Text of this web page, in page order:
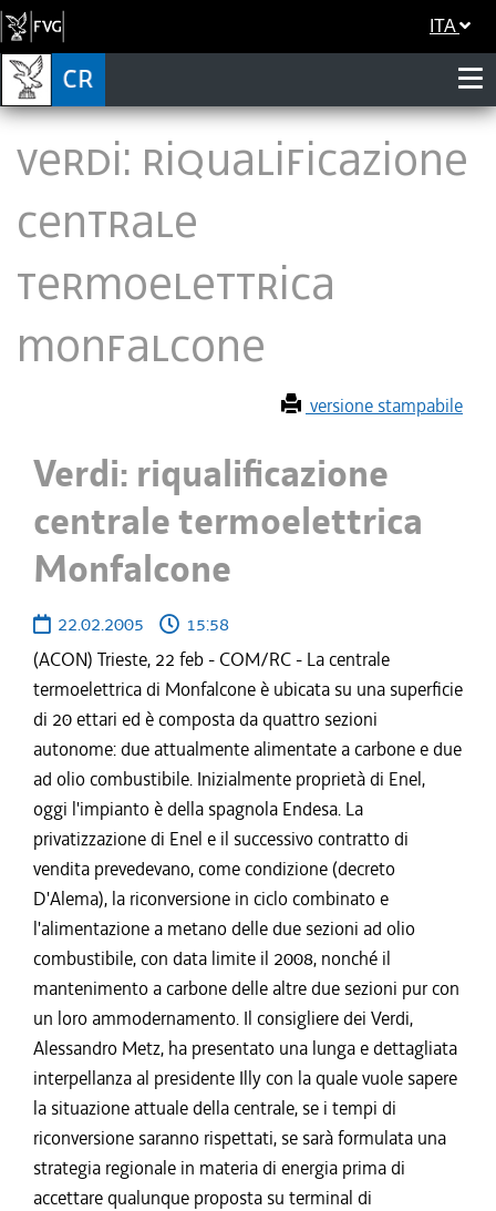
ITA
Verdi: riqualificazione
centrale
termoelettrica
Monfalcone
versione stampabile
Verdi: riqualificazione
centrale termoelettrica
Monfalcone
22.02.2005
15:58
(ACON) Trieste, 22 feb - COM/RC - La centrale
termoelettrica di Monfalcone è ubicata su una superficie
di 20 ettari ed è composta da quattro sezioni
autonome: due attualmente alimentate a carbone e due
ad olio combustibile. Inizialmente proprietà di Enel,
oggi l'impianto è della spagnola Endesa. La
privatizzazione di Enel e il successivo contratto di
vendita prevedevano, come condizione (decreto
D'Alema), la riconversione in ciclo combinato e
l'alimentazione a metano delle due sezioni ad olio
combustibile, con data limite il 2008, nonché il
mantenimento a carbone delle altre due sezioni pur con
un loro ammodernamento. Il consigliere dei Verdi,
Alessandro Metz, ha presentato una lunga e dettagliata
interpellanza al presidente Illy con la quale vuole sapere
la situazione attuale della centrale, se i tempi di
riconversione saranno rispettati, se sarà formulata una
strategia regionale in materia di energia prima di
accettare qualunque proposta su terminal di